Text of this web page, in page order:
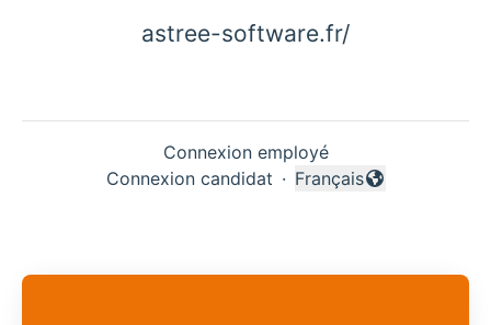
astree-software.fr/
Connexion employé
Connexion candidat ·
Changer la langue
Français